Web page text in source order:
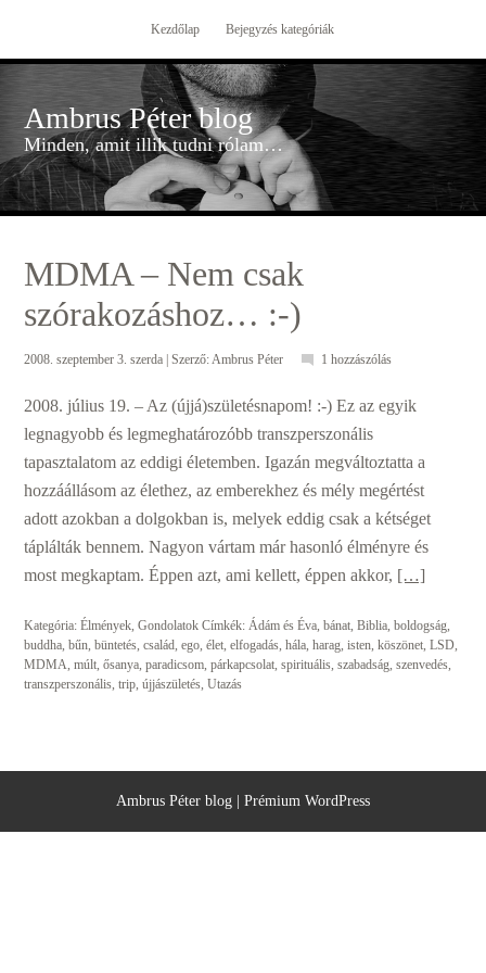
Kezdőlap Bejegyzés kategóriák
Ambrus Péter blog
Minden, amit illik tudni rólam…
MDMA – Nem csak
szórakozáshoz… :-)
2008. szeptember 3. szerda | Szerző:Ambrus Péter 1 hozzászólás
2008. július 19. – Az (újjá)születésnapom! :-) Ez az egyik
legnagyobb és legmeghatározóbb transzperszonális
tapasztalatom az eddigi életemben. Igazán megváltoztatta a
hozzáállásom az élethez, az emberekhez és mély megértést
adott azokban a dolgokban is, melyek eddig csak a kétséget
táplálták bennem. Nagyon vártam már hasonló élményre és
most megkaptam. Éppen azt, ami kellett, éppen akkor, […]
Kategória:Élmények,Gondolatok Címkék:Ádám és Éva,bánat,Biblia,boldogság,
buddha,bűn,büntetés,család,ego,élet,elfogadás,hála,harag,isten,köszönet,LSD,
MDMA,múlt,ősanya,paradicsom,párkapcsolat,spirituális,szabadság,szenvedés,
transzperszonális,trip,újjászületés,Utazás
Ambrus Péter blog Prémium WordPress